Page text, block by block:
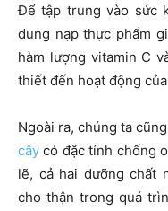
Để tập trung vào sức
dung nạp thực phẩm
hàm lượng vitamin C
thiết đến hoạt động
Ngoài ra, chúng ta
cây có đặc tính chống
lẽ, cả hai dưỡng chất
cho thận trong quá